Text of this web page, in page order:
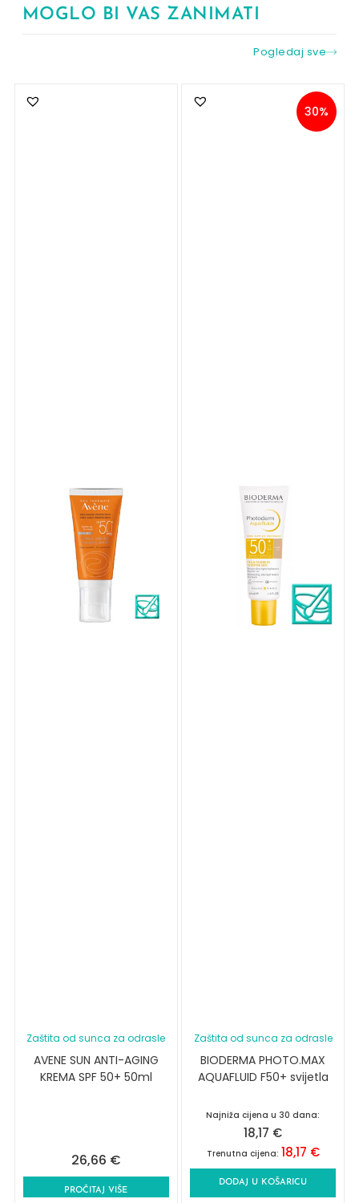
MOGLO BI VAS ZANIMATI
Pogledaj sve
Zaštita od sunca za odrasle
AVENE SUN ANTI-AGING
KREMA SPF 50+ 50ml
26,66 €
PROČITAJ VIŠE
Zaštita od sunca za odrasle
BIODERMA PHOTO.MAX
AQUAFLUID F50+ svijetla
Najniža cijena u 30 dana:
18,17 €
Trenutna cijena: 18,17 €
DODAJ U KOŠARICU
30%